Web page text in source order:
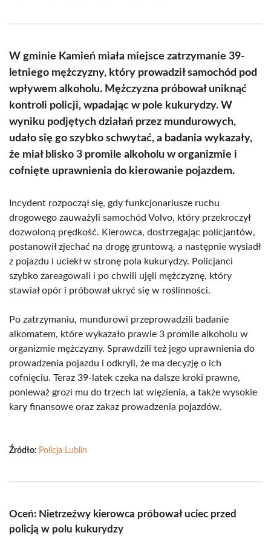
(Twitter)
W gminie Kamień miała miejsce zatrzymanie 39-
letniego mężczyzny, który prowadził samochód pod
wpływem alkoholu. Mężczyzna próbował uniknąć
kontroli policji, wpadając w pole kukurydzy. W
wyniku podjętych działań przez mundurowych,
udało się go szybko schwytać, a badania wykazały,
że miał blisko 3 promile alkoholu w organizmie i
cofnięte uprawnienia do kierowanie pojazdem.
Incydent rozpoczął się, gdy funkcjonariusze ruchu
drogowego zauważyli samochód Volvo, który przekroczył
dozwoloną prędkość. Kierowca, dostrzegając policjantów,
postanowił zjechać na drogę gruntową, a następnie wysiadł
z pojazdu i uciekł w stronę pola kukurydzy. Policjanci
szybko zareagowali i po chwili ujęli mężczyznę, który
stawiał opór i próbował ukryć się w roślinności.
Po zatrzymaniu, mundurowi przeprowadzili badanie
alkomatem, które wykazało prawie 3 promile alkoholu w
organizmie mężczyzny. Sprawdzili też jego uprawnienia do
prowadzenia pojazdu i odkryli, że ma decyzję o ich
cofnięciu. Teraz 39-latek czeka na dalsze kroki prawne,
ponieważ grozi mu do trzech lat więzienia, a także wysokie
kary finansowe oraz zakaz prowadzenia pojazdów.
Źródło: Policja Lublin
Oceń: Nietrzeźwy kierowca próbował uciec przed
policją w polu kukurydzy